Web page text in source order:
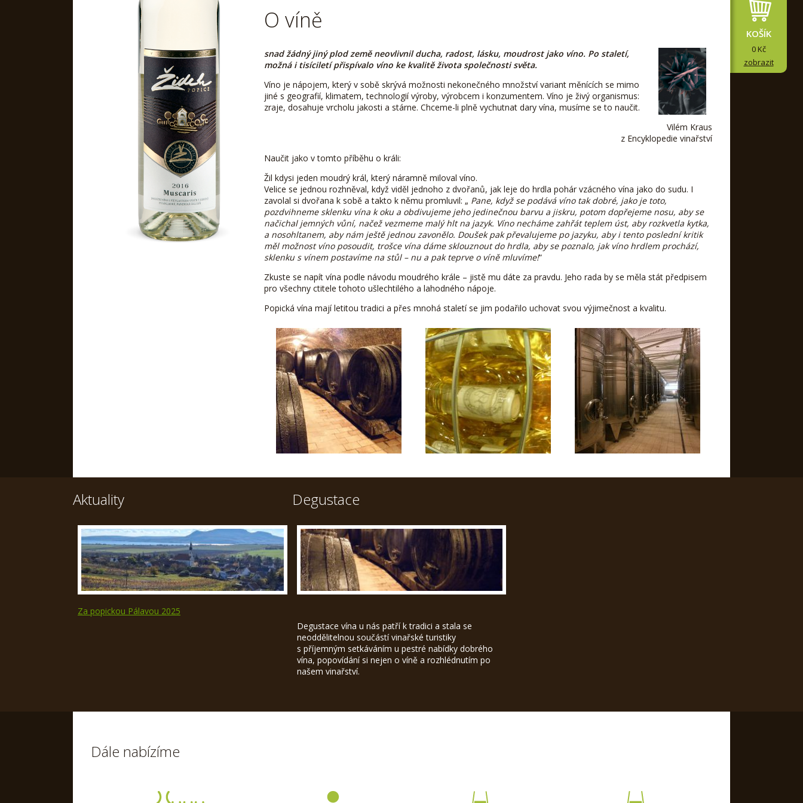
O víně
snad žádný jiný plod země neovlivnil ducha, radost, lásku, moudrost jako víno. Po staletí,
možná i tisíciletí přispívalo víno ke kvalitě života společnosti světa.
Víno je nápojem, který v sobě skrývá možnosti nekonečného množství variant měnících se mimo
jiné s geografií, klimatem, technologií výroby, výrobcem i konzumentem. Víno je živý organismus:
zraje, dosahuje vrcholu jakosti a stárne. Chceme-li plně vychutnat dary vína, musíme se to naučit.
Vilém Kraus
z Encyklopedie vinařství
Naučit jako v tomto příběhu o králi:
Žil kdysi jeden moudrý král, který náramně miloval víno.
Velice se jednou rozhněval, když viděl jednoho z dvořanů, jak leje do hrdla pohár vzácného vína jako do sudu. I
zavolal si dvořana k sobě a takto k němu promluvil: „ Pane, když se podává víno tak dobré, jako je toto,
pozdvihneme sklenku vína k oku a obdivujeme jeho jedinečnou barvu a jiskru, potom dopřejeme nosu, aby se
načichal jemných vůní, načež vezmeme malý hlt na jazyk. Víno necháme zahřát teplem úst, aby rozkvetla kytka,
a nosohltanem, aby nám ještě jednou zavonělo. Doušek pak převalujeme po jazyku, aby i tento poslední kritik
měl možnost víno posoudit, trošce vína dáme sklouznout do hrdla, aby se poznalo, jak víno hrdlem prochází,
sklenku s vínem postavíme na stůl – nu a pak teprve o víně mluvíme!“
Zkuste se napít vína podle návodu moudrého krále – jistě mu dáte za pravdu. Jeho rada by se měla stát předpisem
pro všechny ctitele tohoto ušlechtilého a lahodného nápoje.
Popická vína mají letitou tradici a přes mnohá staletí se jim podařilo uchovat svou výjimečnost a kvalitu.
KOŠÍK
0 Kč
zobrazit
Aktuality
Za popickou Pálavou 2025
Degustace
Degustace vína u nás patří k tradici a stala se
neoddělitelnou součástí vinařské turistiky
s příjemným setkáváním u pestré nabídky dobrého
vína, popovídání si nejen o víně a rozhlédnutím po
našem vinařství.
Dále nabízíme